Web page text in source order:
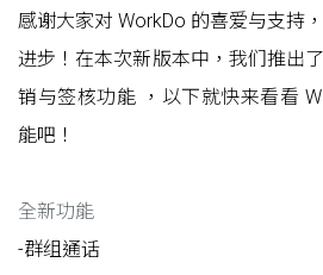
感谢大家对 WorkDo 的喜爱与支持
进步！在本次新版本中，我们推出
销与签核功能 ，以下就快来看看
能吧！
全新功能
-群组通话